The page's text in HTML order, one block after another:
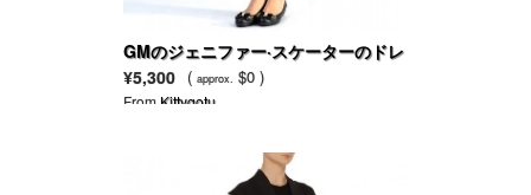
GMのジェニファー·スケーターのドレ
ス
¥5,300 ( approx. $0 )
From Kittygotu